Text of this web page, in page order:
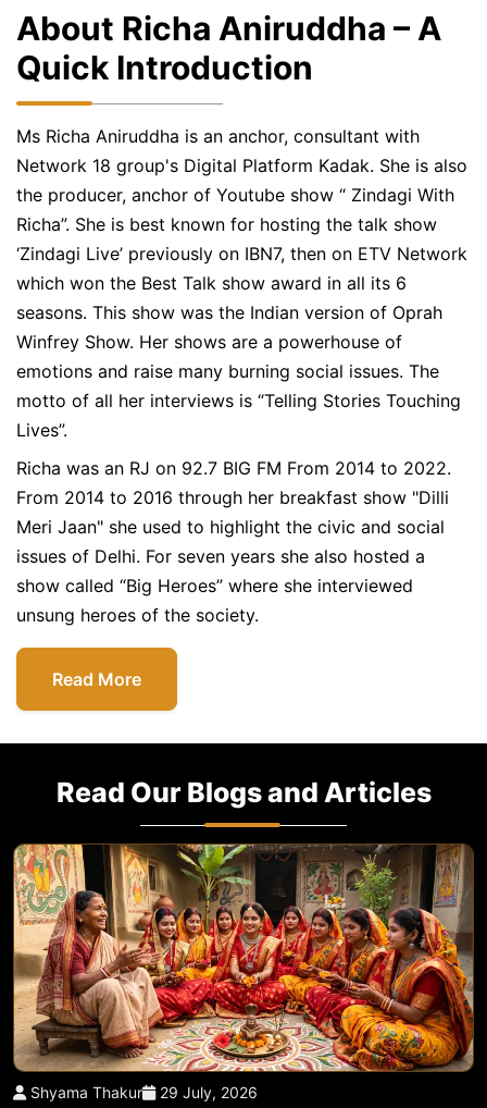
About Richa Aniruddha – A
Quick Introduction
Ms Richa Aniruddha is an anchor, consultant with
Network 18 group's Digital Platform Kadak. She is also
the producer, anchor of Youtube show “ Zindagi With
Richa”. She is best known for hosting the talk show
‘Zindagi Live’ previously on IBN7, then on ETV Network
which won the Best Talk show award in all its 6
seasons. This show was the Indian version of Oprah
Winfrey Show. Her shows are a powerhouse of
emotions and raise many burning social issues. The
motto of all her interviews is “Telling Stories Touching
Lives”.
Richa was an RJ on 92.7 BIG FM From 2014 to 2022.
From 2014 to 2016 through her breakfast show "Dilli
Meri Jaan" she used to highlight the civic and social
issues of Delhi. For seven years she also hosted a
show called “Big Heroes” where she interviewed
unsung heroes of the society.
Read More
Read Our Blogs and Articles
Shyama Thakur 29 July, 2026